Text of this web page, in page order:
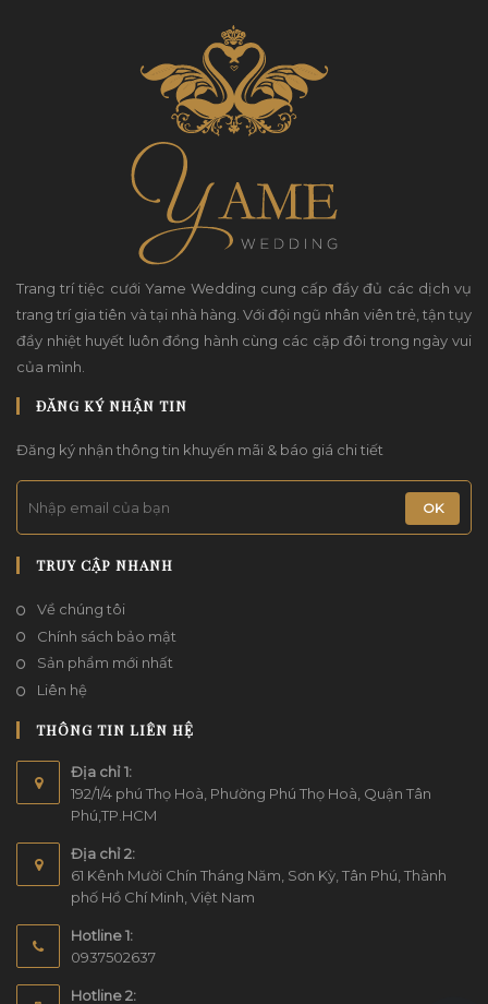
Trang trí tiệc cưới Yame Wedding cung cấp đầy đủ các dịch vụ
trang trí gia tiên và tại nhà hàng. Với đội ngũ nhân viên trẻ, tận tụy
đầy nhiệt huyết luôn đồng hành cùng các cặp đôi trong ngày vui
của mình.
ĐĂNG KÝ NHẬN TIN
Đăng ký nhận thông tin khuyến mãi & báo giá chi tiết
OK
TRUY CẬP NHANH
Về chúng tôi
Chính sách bảo mật
Sản phẩm mới nhất
Liên hệ
THÔNG TIN LIÊN HỆ
Địa chỉ 1:
192/1/4 phú Thọ Hoà, Phường Phú Thọ Hoà, Quận Tân
Phú,TP.HCM
Địa chỉ 2:
61 Kênh Mười Chín Tháng Năm, Sơn Kỳ, Tân Phú, Thành
phố Hồ Chí Minh, Việt Nam
Hotline 1:
0937502637
Hotline 2: